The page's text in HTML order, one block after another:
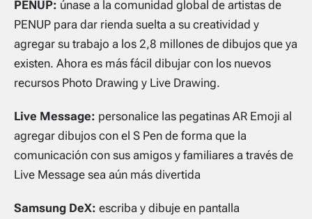
PENUP: únase a la comunidad global de artistas de
PENUP para dar rienda suelta a su creatividad y
agregar su trabajo a los 2,8 millones de dibujos que ya
existen. Ahora es más fácil dibujar con los nuevos
recursos Photo Drawing y Live Drawing.
Live Message: personalice las pegatinas AR Emoji al
agregar dibujos con el S Pen de forma que la
comunicación con sus amigos y familiares a través de
Live Message sea aún más divertida
Samsung DeX: escriba y dibuje en pantalla